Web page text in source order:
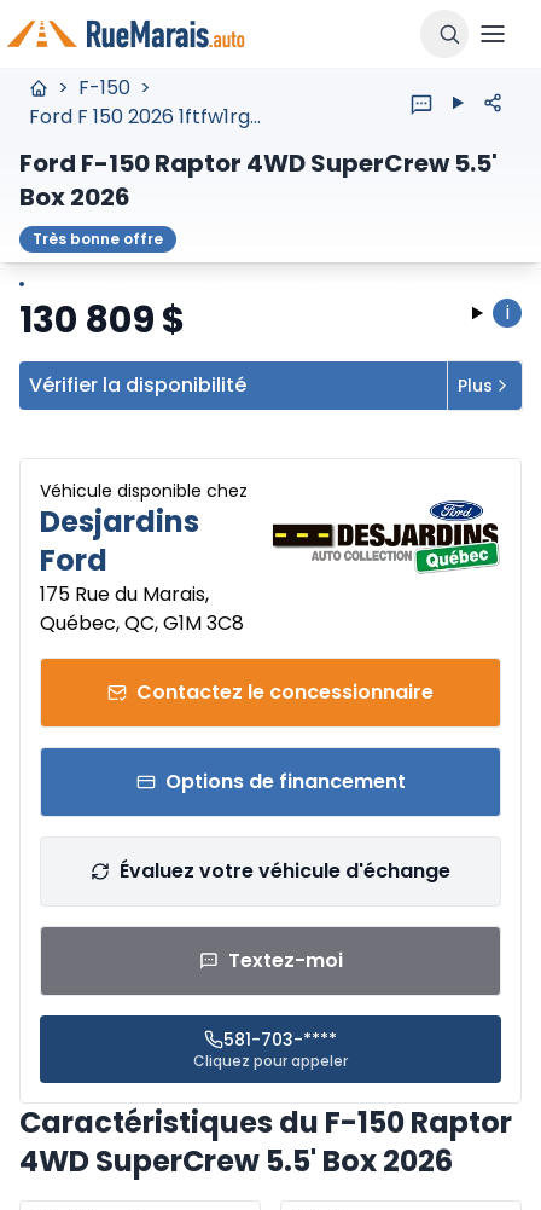
> F-150 >
Ford F 150 2026 1ftfw1rg2tfb45041
Ford F-150 Raptor 4WD SuperCrew 5.5'
Box 2026
Très bonne offre
ArrêterPrécédent
Suivant
130 809$ i
Vérifier la disponibilité Plus
Véhicule disponible chez
Desjardins
Ford
175 Rue du Marais,
Québec, QC, G1M 3C8
Contactez le concessionnaire
Options de financement
Évaluez votre véhicule d'échange
Textez-moi
581-703-****
Cliquez pour appeler
Caractéristiques du F-150 Raptor
4WD SuperCrew 5.5' Box 2026